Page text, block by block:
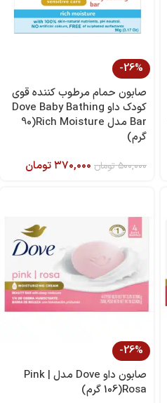
-26%
صابون حمام مرطوب کننده قوی
کودک داو Dove Baby Bathing
Bar مدل Rich Moisture(90
گرم)
۵۰۰,۰۰۰تومان ۳۷۰,۰۰۰تومان
-26%
صابون داو Dove مدل Pink |
Rosa(106 گرم)